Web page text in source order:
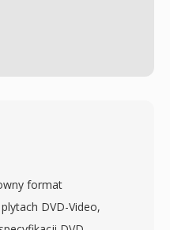
format
DVD-Video,